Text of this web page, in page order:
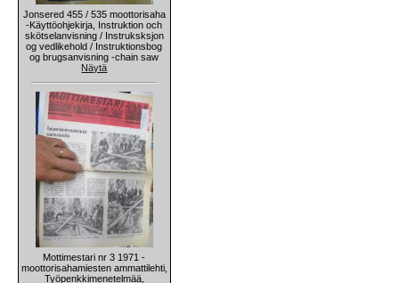
Jonsered 455 / 535 moottorisaha
-Käyttöohjekirja, Instruktion och
skötselanvisning / Instruksksjon
og vedlikehold / Instruktionsbog
og brugsanvisning -chain saw
Näytä
Mottimestari nr 3 1971 -
moottorisahamiesten ammattilehti,
Työpenkkimenetelmää,